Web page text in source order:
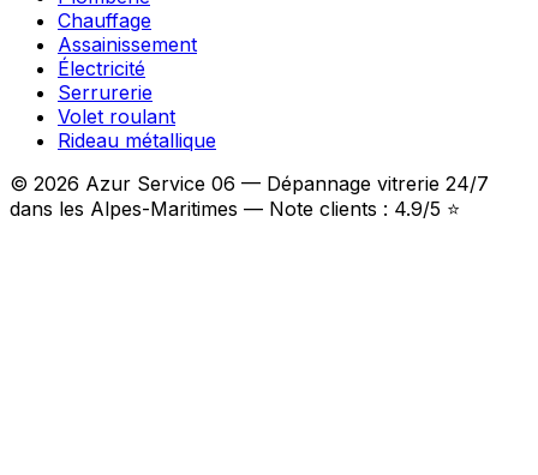
Chauffage
Assainissement
Électricité
Serrurerie
Volet roulant
Rideau métallique
© 2026 Azur Service 06 — Dépannage vitrerie 24/7
dans les Alpes-Maritimes — Note clients : 4.9/5 ⭐